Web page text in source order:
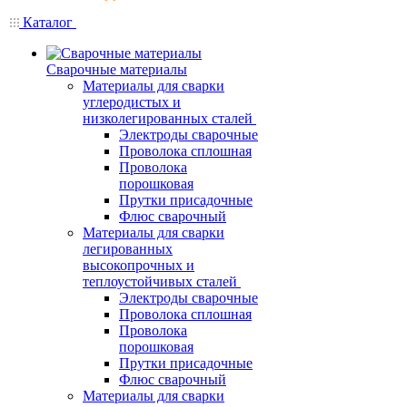
Каталог
Сварочные материалы
Материалы для сварки
углеродистых и
низколегированных сталей
Электроды сварочные
Проволока сплошная
Проволока
порошковая
Прутки присадочные
Флюс сварочный
Материалы для сварки
легированных
высокопрочных и
теплоустойчивых сталей
Электроды сварочные
Проволока сплошная
Проволока
порошковая
Прутки присадочные
Флюс сварочный
Материалы для сварки